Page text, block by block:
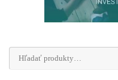
Hľadať: